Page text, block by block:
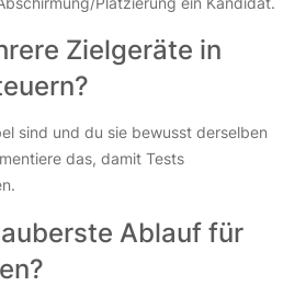
Zielgeräte in
sind und du sie bewusst derselben
das, damit Tests
Ablauf für